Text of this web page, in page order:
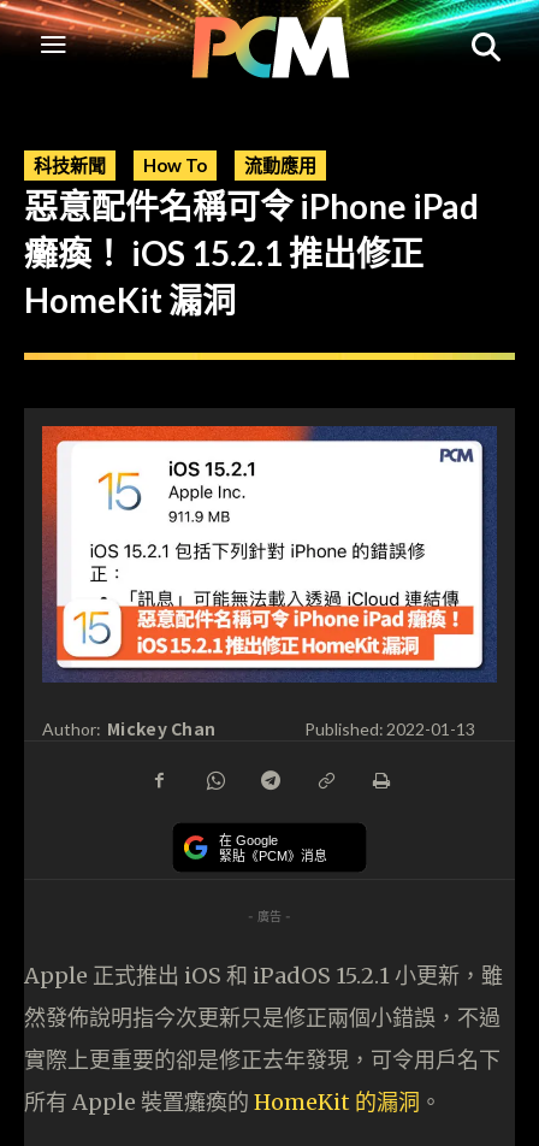
科技新聞 How To 流動應用
惡意配件名稱可令 iPhone iPad
癱瘓！ iOS 15.2.1 推出修正
HomeKit 漏洞
Author: Mickey Chan Published: 2022-01-13
在 Google
緊貼《PCM》消息
- 廣告 -
Apple 正式推出 iOS 和 iPadOS 15.2.1 小更新，雖
然發佈說明指今次更新只是修正兩個小錯誤，不過
實際上更重要的卻是修正去年發現，可令用戶名下
所有 Apple 裝置癱瘓的 HomeKit 的漏洞 。